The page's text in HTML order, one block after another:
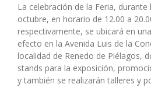
La celebración de la Feria, durante
octubre, en horario de 12.00 a
respectivamente, se ubicará en
efecto en la Avenida Luis de la
localidad de Renedo de Piélagos,
stands para la exposición,
y también se realizarán talleres y